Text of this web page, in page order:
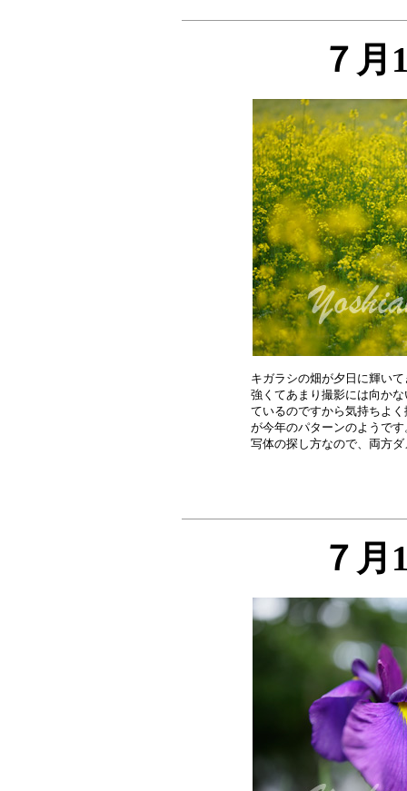
７月
キガラシの畑が夕日に輝い
強くてあまり撮影には向か
ているのですから気持ちよ
が今年のパターンのようで
７月